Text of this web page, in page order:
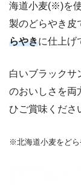
海道小麦(※)を
製のどらやき皮
らやきに仕上げ
白いブラックサ
のおいしさを両
ひご賞味くださ
※北海道小麦をどら